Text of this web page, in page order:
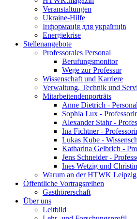
Veranstaltungen
Ukraine-Hilfe
Інформація для українців
Energiekrise
Stellenangebote
Professorales Personal
Berufungsmonitor
Wege zur Professur
Wissenschaft und Karriere
Verwaltung, Technik und
Mitarbeitendenporträts
Anne Dietrich -
Sophia Lux -
Alexander Stahr -
Ina Fichtner -
Lukas Kube -
Katharina Gelbrich -
Jens Schneider -
Ines Wetzig und
Warum an der HTWK Leipzig
Öffentliche Vortragsreihen
Gasthörerschaft
Über uns
Leitbild